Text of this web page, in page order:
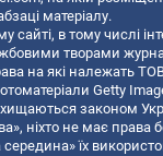
матеріалу.
сайті, в тому числі
творами
на які належать
Getty
законом
ніхто не має права
їх